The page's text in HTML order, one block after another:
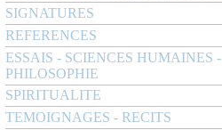
SIGNATURES
REFERENCES
ESSAIS - SCIENCES HUMAINES -
PHILOSOPHIE
SPIRITUALITE
TEMOIGNAGES - RECITS